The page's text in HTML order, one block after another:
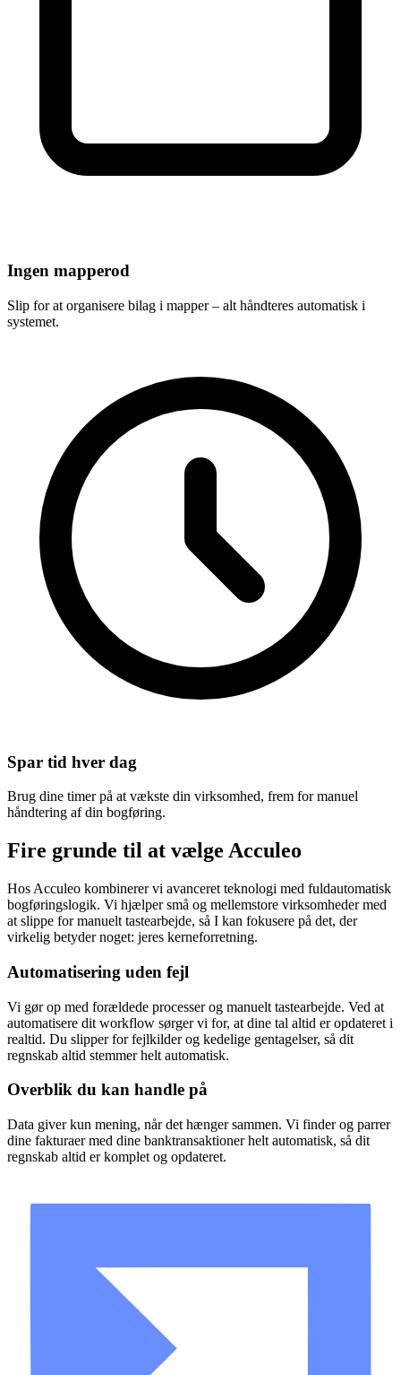
Ingen mapperod
Slip for at organisere bilag i mapper – alt håndteres automatisk i
systemet.
Spar tid hver dag
Brug dine timer på at vækste din virksomhed, frem for manuel
håndtering af din bogføring.
Fire grunde til at vælge Acculeo
Hos Acculeo kombinerer vi avanceret teknologi med fuldautomatisk
bogføringslogik. Vi hjælper små og mellemstore virksomheder med
at slippe for manuelt tastearbejde, så I kan fokusere på det, der
virkelig betyder noget: jeres kerneforretning.
Automatisering uden fejl
Vi gør op med forældede processer og manuelt tastearbejde. Ved at
automatisere dit workflow sørger vi for, at dine tal altid er opdateret i
realtid. Du slipper for fejlkilder og kedelige gentagelser, så dit
regnskab altid stemmer helt automatisk.
Overblik du kan handle på
Data giver kun mening, når det hænger sammen. Vi finder og parrer
dine fakturaer med dine banktransaktioner helt automatisk, så dit
regnskab altid er komplet og opdateret.